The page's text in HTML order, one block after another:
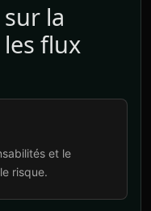
la
flux
et le
risque.